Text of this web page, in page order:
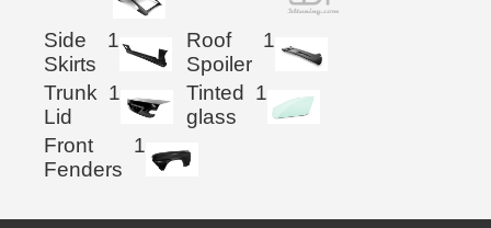
Side
Skirts
1
Roof
Spoiler
1
Trunk
Lid
1
Tinted
glass
1
Front
Fenders
1